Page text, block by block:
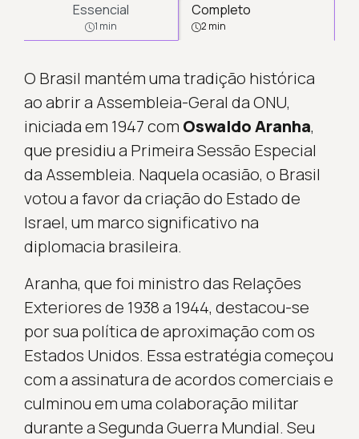
Essencial
1 min
Completo
2 min
O Brasil mantém uma tradição histórica
ao abrir a Assembleia-Geral da ONU,
iniciada em 1947 com Oswaldo Aranha,
que presidiu a Primeira Sessão Especial
da Assembleia. Naquela ocasião, o Brasil
votou a favor da criação do Estado de
Israel, um marco significativo na
diplomacia brasileira.
Aranha, que foi ministro das Relações
Exteriores de 1938 a 1944, destacou-se
por sua política de aproximação com os
Estados Unidos. Essa estratégia começou
com a assinatura de acordos comerciais e
culminou em uma colaboração militar
durante a Segunda Guerra Mundial. Seu